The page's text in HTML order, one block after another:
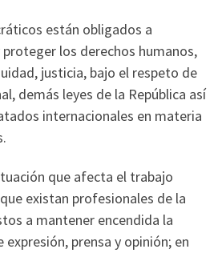
están obligados a
los derechos humanos,
justicia, bajo el respeto de
demás leyes de la República así
internacionales en materia
que afecta el trabajo
existan profesionales de la
a mantener encendida la
prensa y opinión; en